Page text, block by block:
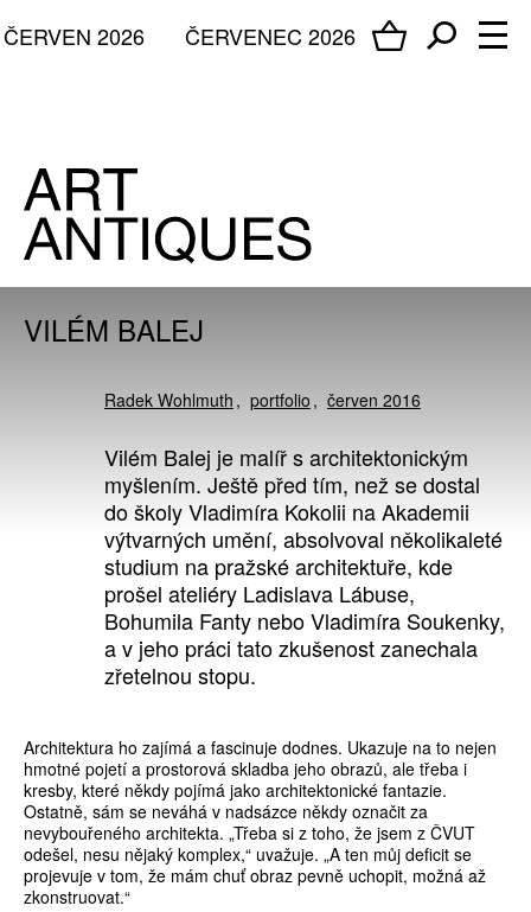
ČERVENEC 2026
ČERVEN 2026
VILÉM BALEJ
Radek Wohlmuth portfolio červen 2016
Vilém Balej je malíř s architektonickým
myšlením. Ještě před tím, než se dostal
do školy Vladimíra Kokolii na Akademii
výtvarných umění, absolvoval několikaleté
studium na pražské architektuře, kde
prošel ateliéry Ladislava Lábuse,
Bohumila Fanty nebo Vladimíra Soukenky,
a v jeho práci tato zkušenost zanechala
zřetelnou stopu.
Architektura ho zajímá a fascinuje dodnes. Ukazuje na to nejen
hmotné pojetí a prostorová skladba jeho obrazů, ale třeba i
kresby, které někdy pojímá jako architektonické fantazie.
Ostatně, sám se neváhá v nadsázce někdy označit za
nevybouřeného architekta. „Třeba si z toho, že jsem z ČVUT
odešel, nesu nějaký komplex,“ uvažuje. „A ten můj deficit se
projevuje v tom, že mám chuť obraz pevně uchopit, možná až
zkonstruovat.“